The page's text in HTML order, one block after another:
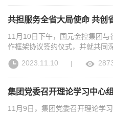
双向奔赴、共同成就、合作共赢
突出，新兴产业生机勃发，文旅
推进，经济社会发展全面起势、
板块多、机构网点多，综合金融
和坚实的合作基础，全方位合作
加强对接会商，推进信息共享，
态化沟通合作平台；进一步深化
招投联动、产业升级、企业上市
提升合作能级，为推动蚌埠高质
供高质量金融支持。集团所属国
全情投入演唱《母亲》，把比赛
委现场打分和大众评审投票，共
奖”1名，优秀奖8名。比赛现场
元证券选送的6名选手带来《沁
演。优秀组织奖十佳歌手最佳人
着力”要求，弘扬优秀传统文化
神，由集团党委宣传部和集团团
团各部门，携手打造的特色企业
艺、施展才华的舞台，展现了勇
风采，营造了昂扬向上的干事创
作的负责同志等参加会议。在听
秀玉对有关工作进行了肯定，并
工作的思想认识。深刻认识到做
省政府重大决策部署的政治要求
项工作的重要保障、是各公司推
域和关键环节管控，实现风险全
目标。要提高风险评估能力，强
重大风险评估监测预警工作。要
易发频发领域，常态化开展风险
风险资产化解，统筹谋划，分类
11月10日下午，国元金控集团
作框架协议签约仪式，并就共同
议精神及省委省政府部署要求、
深入交流互鉴。省投资集团党委
团党委书记、董事长黄林沐讲话
朱策参加会议，国元金控集团党
领导汪世杰，集团领导魏李翔、
先对国元长期以来的支持表示感
2023.11.10
11月9日，集团党委召开理论学